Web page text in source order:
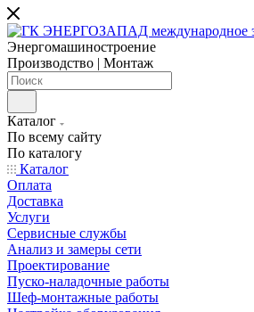
Энергомашиностроение
Производство | Монтаж
Каталог
По всему сайту
По каталогу
Каталог
Оплата
Доставка
Услуги
Сервисные службы
Анализ и замеры сети
Проектирование
Пуско-наладочные работы
Шеф-монтажные работы